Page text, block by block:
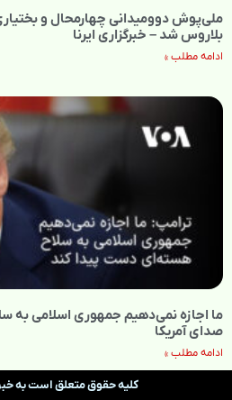
ملی‌پوش دوومیدانی چهارمحال و
بلاروس شد – خبرگزاری ایرنا
ادامه مطلب »
ما اجازه نمی‌دهیم جمهوری اسلامی به
صدای آمریکا
ادامه مطلب »
کلیه حقوق متعلق است به